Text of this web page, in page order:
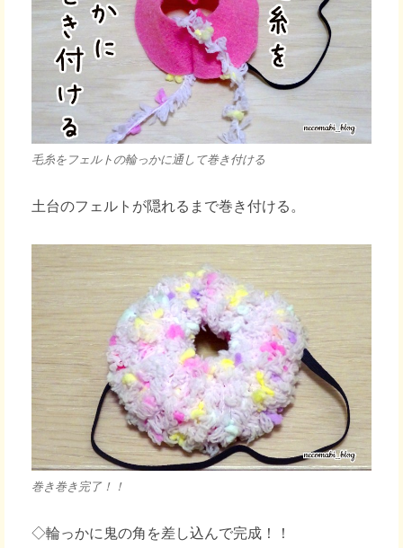
毛糸をフェルトの輪っかに通して巻き付ける
土台のフェルトが隠れるまで巻き付ける。
巻き巻き完了！！
◇輪っかに鬼の角を差し込んで完成！！